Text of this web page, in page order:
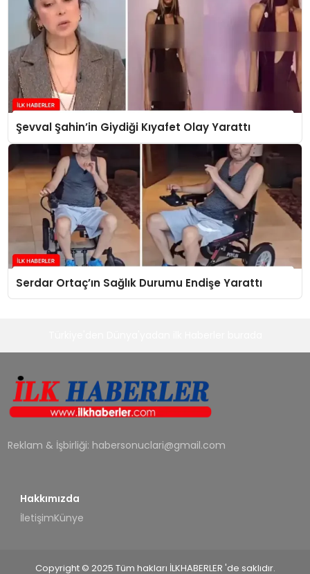
Şevval Şahin’in Giydiği Kıyafet Olay Yarattı
Serdar Ortaç’ın Sağlık Durumu Endişe Yarattı
Reklam & İşbirliği: habersonuclari@gmail.com
Hakkımızda
İletişimKünye
Copyright © 2025 Tüm hakları İLKHABERLER 'de saklıdır.